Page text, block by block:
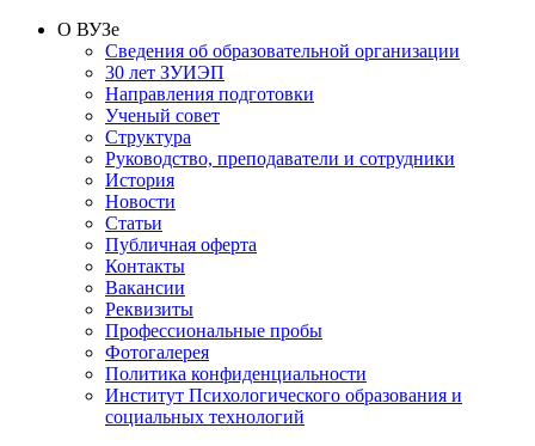
О ВУЗе
Сведения об образовательной организации
30 лет ЗУИЭП
Направления подготовки
Ученый совет
Структура
Руководство, преподаватели и сотрудники
История
Новости
Статьи
Публичная оферта
Контакты
Вакансии
Реквизиты
Профессиональные пробы
Фотогалерея
Политика конфиденциальности
Институт Психологического образования и
социальных технологий